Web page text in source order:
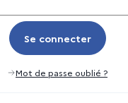
Se connecter
Se connecter
Mot de passe oublié ?